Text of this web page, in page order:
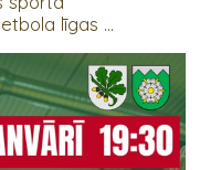
līgas ...